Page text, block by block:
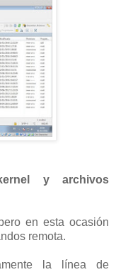
y archivos
en esta ocasión
remota.
la línea de